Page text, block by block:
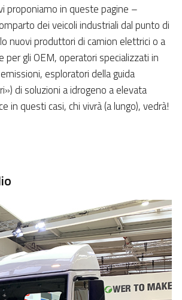
proponiamo in queste pagine –
dei veicoli industriali dal punto di
nuovi produttori di camion elettrici o a
gli OEM, operatori specializzati in
esploratori della guida
di soluzioni a idrogeno a elevata
in questi casi, chi vivrà (a lungo), vedrà!